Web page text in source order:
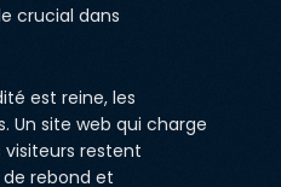
crucial dans
est reine, les
Un site web qui charge
restent
rebond et